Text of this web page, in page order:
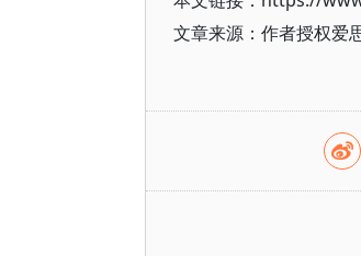
文章来源：作者授权爱